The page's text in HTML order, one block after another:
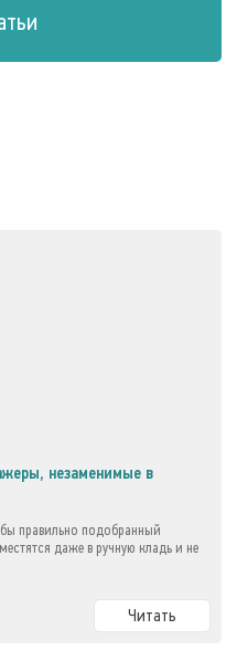
незаменимые в
правильно подобранный
даже в ручную кладь и не
Читать